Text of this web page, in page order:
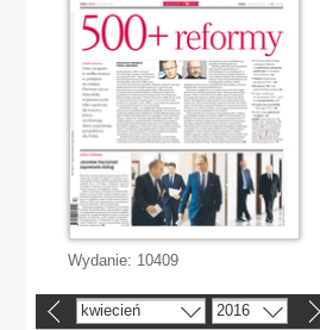
Wydanie: 10409
kwiecień 2016